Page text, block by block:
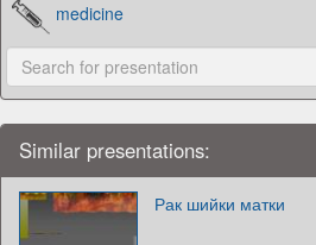
medicine
Similar presentations:
Рак шийки матки